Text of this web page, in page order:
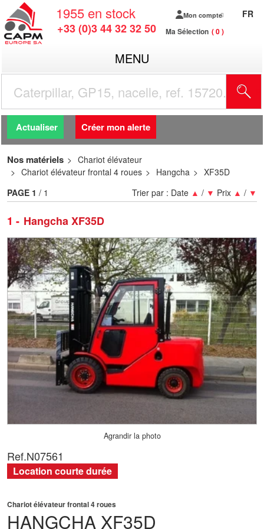
1955 en stock
+33 (0)3 44 32 32 50
Mon compte
Ma Sélection 0
FR
MENU
Actualiser Créer mon alerte
Nos matériels
Chariot élévateur
Chariot élévateur frontal 4 roues
Hangcha XF35D
1 Hangcha XF35D
Trier par : Date ▲ / ▼ Prix ▲ / ▼
PAGE 1 / 1
Agrandir la photo
HANGCHA XF35D
Chariot élévateur frontal 4 roues
Ref.N07561
Location courte durée